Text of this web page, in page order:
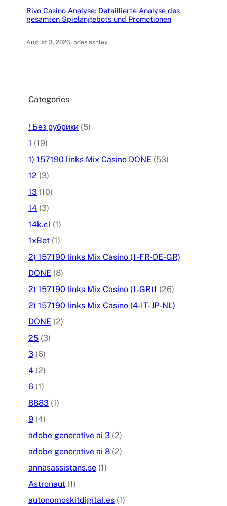
Rivo Casino Analyse: Detaillierte Analyse des
gesamten Spielangebots und Promotionen
August 3, 2026.lodes.ashley
Categories
! Без рубрики (5)
1 (19)
1) 157190 links Mix Casino DONE (53)
12 (3)
13 (10)
14 (3)
14k.cl (1)
1xBet (1)
2) 157190 links Mix Casino (1-FR-DE-GR)
DONE (8)
2) 157190 links Mix Casino (1-GR)1 (26)
2) 157190 links Mix Casino (4-IT-JP-NL)
DONE (2)
25 (3)
3 (6)
4 (2)
6 (1)
8883 (1)
9 (4)
adobe generative ai 3 (2)
adobe generative ai 8 (2)
annasassistans.se (1)
Astronaut (1)
autonomoskitdigital.es (1)